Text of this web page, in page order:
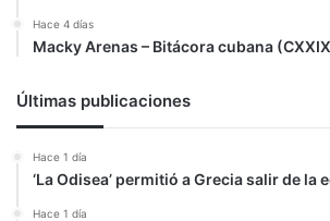
Hace 4 días
Macky Arenas – Bitácora cubana
Últimas publicaciones
Hace 1 día
‘La Odisea’ permitió a Grecia salir de la
Hace 1 día